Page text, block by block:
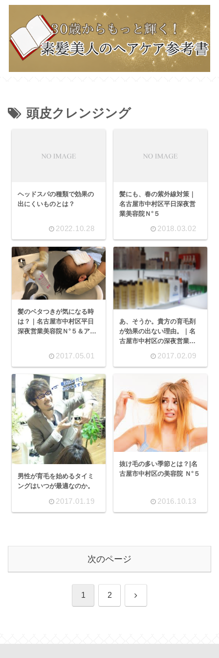
頭皮クレンジング
ヘッドスパの種類で効果の
出にくいものとは？
2022.10.28
髪にも、春の紫外線対策｜
名古屋市中村区平日深夜営
業美容院Ｎ°５
2018.03.02
髪のベタつきが気になる時
は？｜名古屋市中村区平日
深夜営業美容院Ｎ°５＆アネ
2017.05.01
あ、そうか。貴方の育毛剤
が効果の出ない理由。｜名
古屋市中村区の深夜営業美
2017.02.09
男性が育毛を始めるタイミ
ングはいつが最適なのか。
2017.01.19
抜け毛の多い季節とは？|名
古屋市中村区の美容院 Ｎ°５
2016.10.13
次のページ
1 2 次